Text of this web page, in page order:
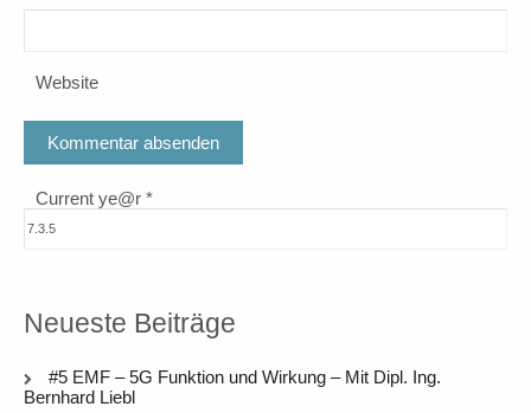
Website
Current ye@r *
Neueste Beiträge
#5 EMF – 5G Funktion und Wirkung – Mit Dipl. Ing.
Bernhard Liebl